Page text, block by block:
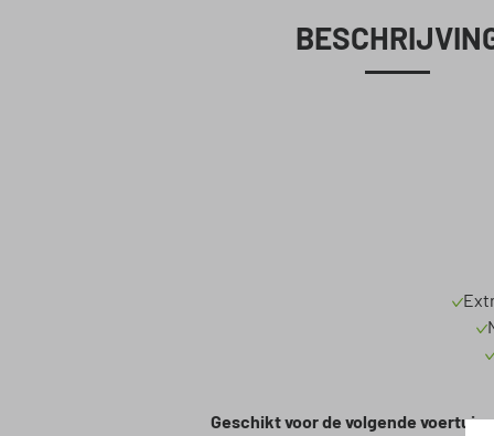
Geschikt voor de volgende